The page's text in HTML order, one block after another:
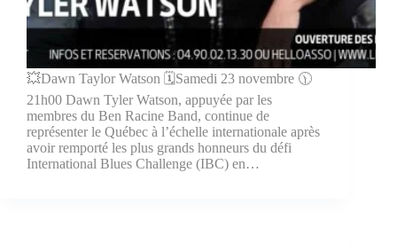
💥Dawn Taylor Watson 🗓Samedi 23 novembre 🕦
21h00 Dawn Tyler Watson, appuyée par les
membres du Ben Racine Band, continue de
représenter le Québec à l’échelle internationale après
avoir remporté les plus grands honneurs du défi
International Blues Challenge (IBC) en…